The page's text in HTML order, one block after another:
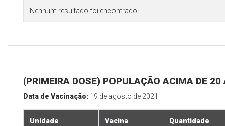
Nenhum resultado foi encontrado.
(PRIMEIRA DOSE) POPULAÇÃO ACIMA DE 20
Data de Vacinação: 19 de agosto de 2021
Unidade Vacina Quantidade